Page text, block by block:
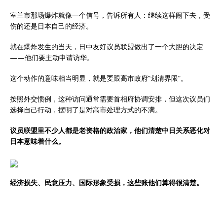
室兰市那场爆炸就像一个信号，告诉所有人：继续这样闹下去，受
伤的还是日本自己的经济。
就在爆炸发生的当天，日中友好议员联盟做出了一个大胆的决定
——他们要主动申请访华。
这个动作的意味相当明显，就是要跟高市政府”划清界限”。
按照外交惯例，这种访问通常需要首相府协调安排，但这次议员们
选择自己行动，摆明了是对高市处理方式的不满。
议员联盟里不少人都是老资格的政治家，他们清楚中日关系恶化对
日本意味着什么。
经济损失、民意压力、国际形象受损，这些账他们算得很清楚。